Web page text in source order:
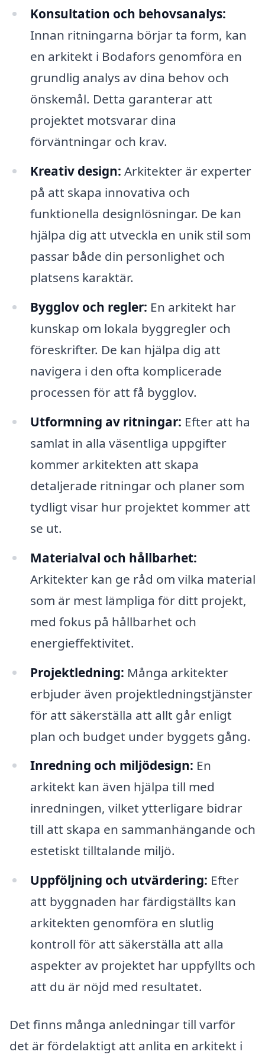
Konsultation och behovsanalys:
Innan ritningarna börjar ta form, kan
en arkitekt i Bodafors genomföra en
grundlig analys av dina behov och
önskemål. Detta garanterar att
projektet motsvarar dina
förväntningar och krav.
Kreativ design: Arkitekter är experter
på att skapa innovativa och
funktionella designlösningar. De kan
hjälpa dig att utveckla en unik stil som
passar både din personlighet och
platsens karaktär.
Bygglov och regler: En arkitekt har
kunskap om lokala byggregler och
föreskrifter. De kan hjälpa dig att
navigera i den ofta komplicerade
processen för att få bygglov.
Utformning av ritningar: Efter att ha
samlat in alla väsentliga uppgifter
kommer arkitekten att skapa
detaljerade ritningar och planer som
tydligt visar hur projektet kommer att
se ut.
Materialval och hållbarhet:
Arkitekter kan ge råd om vilka material
som är mest lämpliga för ditt projekt,
med fokus på hållbarhet och
energieffektivitet.
Projektledning: Många arkitekter
erbjuder även projektledningstjänster
för att säkerställa att allt går enligt
plan och budget under byggets gång.
Inredning och miljödesign: En
arkitekt kan även hjälpa till med
inredningen, vilket ytterligare bidrar
till att skapa en sammanhängande och
estetiskt tilltalande miljö.
Uppföljning och utvärdering: Efter
att byggnaden har färdigställts kan
arkitekten genomföra en slutlig
kontroll för att säkerställa att alla
aspekter av projektet har uppfyllts och
att du är nöjd med resultatet.
Det finns många anledningar till varför
det är fördelaktigt att anlita en arkitekt i